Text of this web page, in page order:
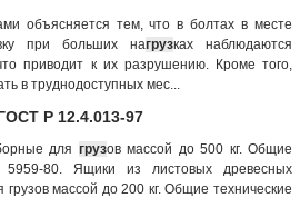
объясняется тем, что в болтах в месте
при больших нагрузках наблюдаются
приводит к их разрушению. Кроме того,
в труднодоступных мес...
Р 12.4.013-97
для грузов массой до 500 кг. Общие
5959-80. Ящики из листовых древесных
массой до 200 кг. Общие технические